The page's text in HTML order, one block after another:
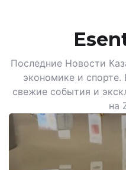
Последние Новости
экономике и спорте.
свежие события и
на